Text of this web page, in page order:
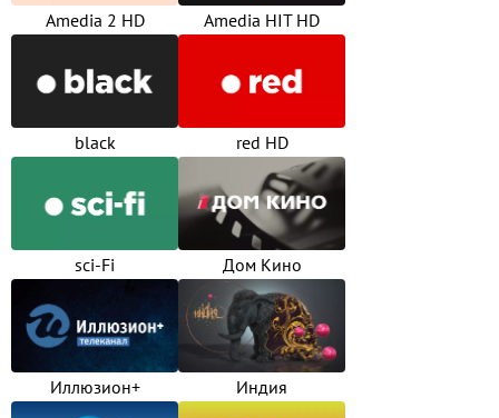
Amedia 2 HD Amedia HIT HD
black red HD
sci-Fi Дом Кино
Иллюзион+ Индия